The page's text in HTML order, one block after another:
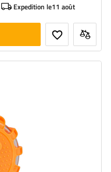
Expedition le11 août